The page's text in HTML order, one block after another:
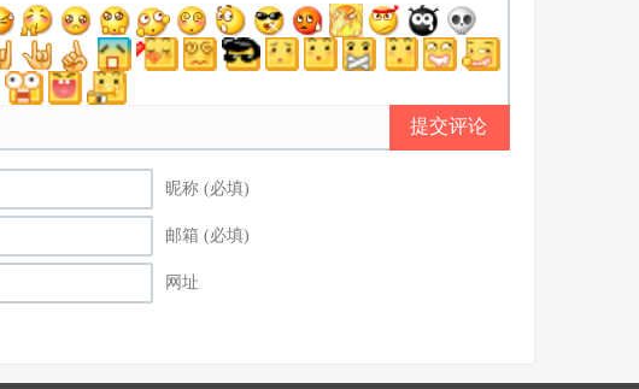
提交评论
昵称 (必填)
邮箱 (必填)
网址